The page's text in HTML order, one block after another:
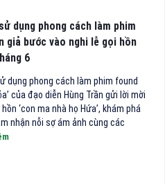
dụng phong cách làm phim
bước vào nghi lễ gọi hồn
6
dụng phong cách làm phim found
của đạo diễn Hùng Trần gửi lời mời
‘con ma nhà họ Hứa’, khám phá
nhận nỗi sợ ám ảnh cùng các